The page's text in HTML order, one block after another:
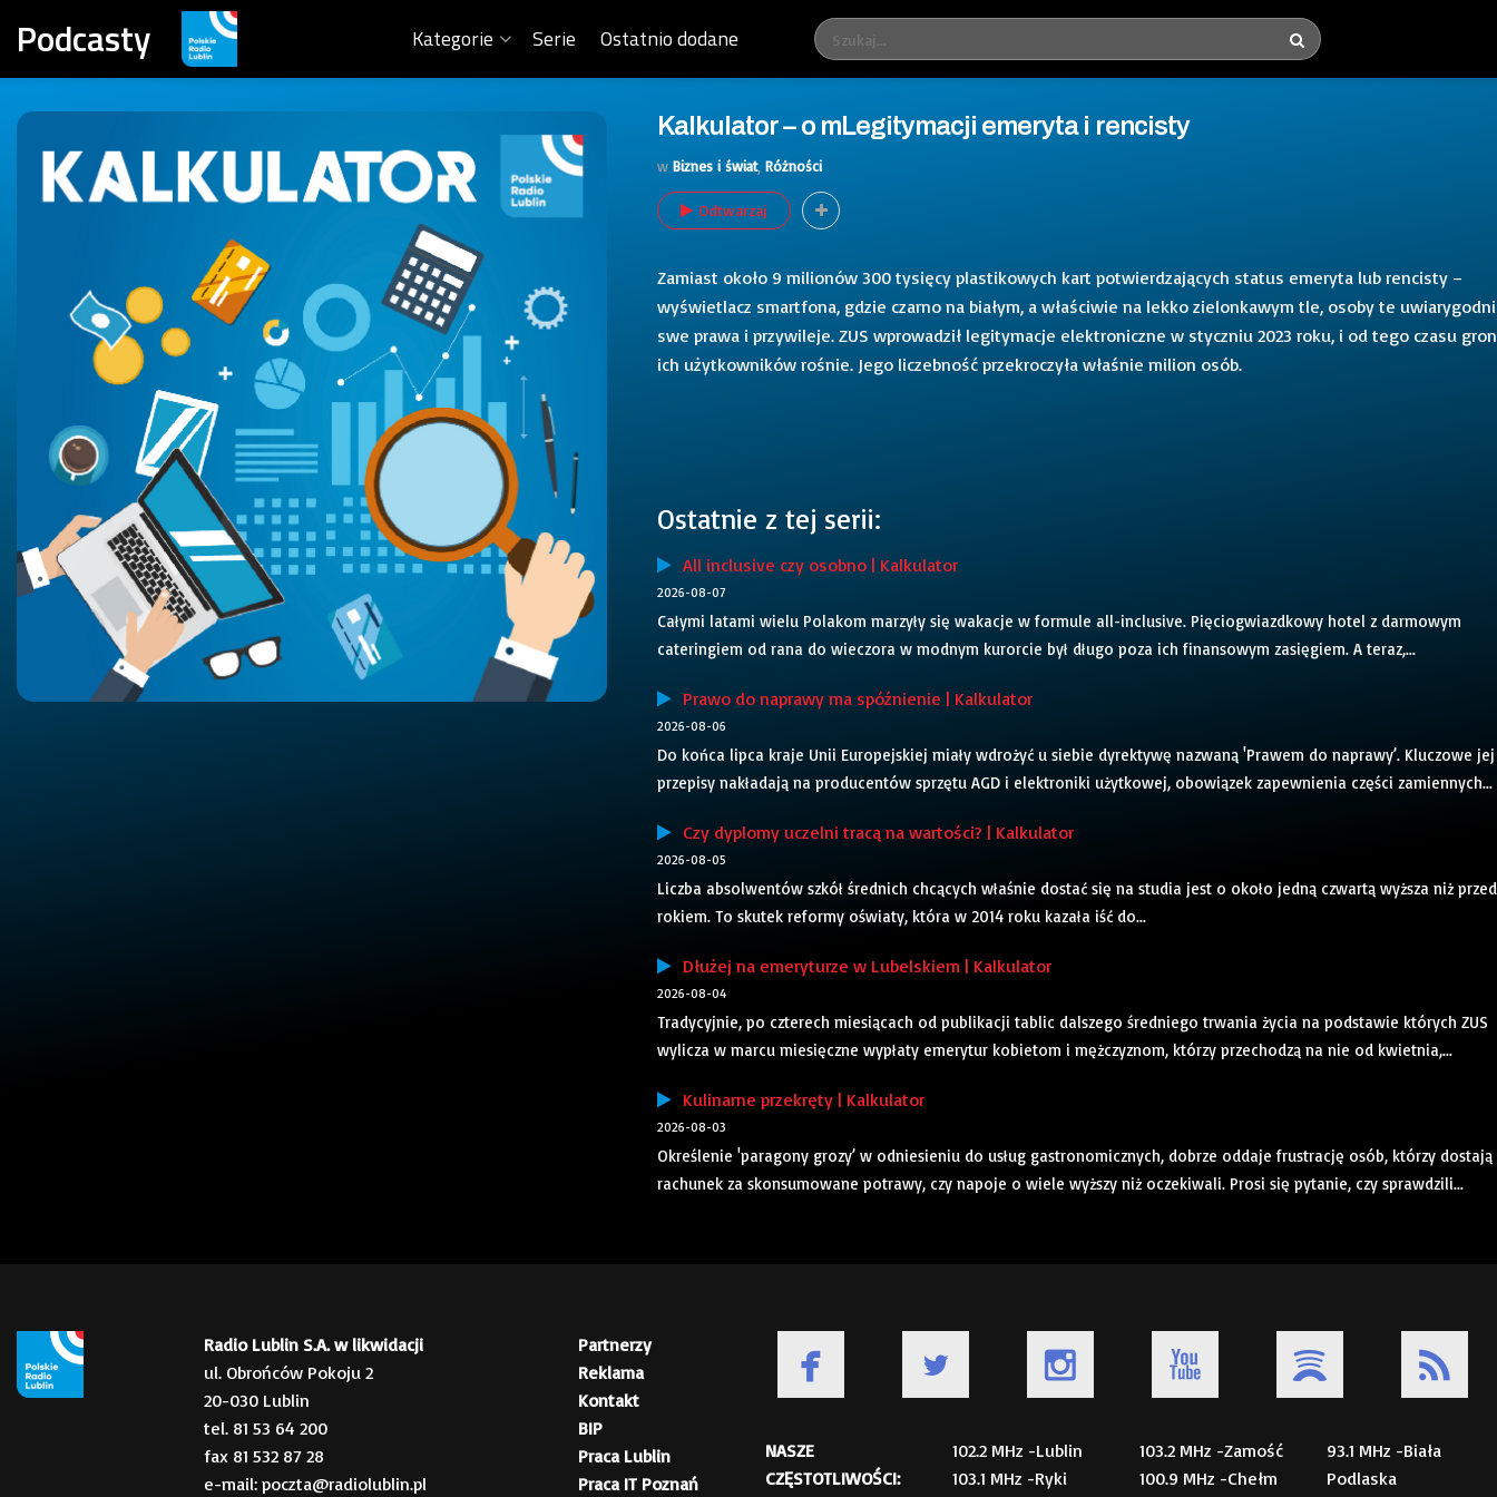
Podcasty Kategorie Serie Ostatnio dodane
Kalkulator – o mLegitymacji emeryta i rencisty
w Biznes i świat, Różności
Odtwarzaj
Zamiast około 9 milionów 300 tysięcy plastikowych kart potwierdzających status emeryta lub rencisty –
wyświetlacz smartfona, gdzie czarno na białym, a właściwie na lekko zielonkawym tle, osoby te
swe prawa i przywileje. ZUS wprowadził legitymacje elektroniczne w styczniu 2023 roku, i od tego czasu
ich użytkowników rośnie. Jego liczebność przekroczyła właśnie milion osób.
Ostatnie z tej serii:
All inclusive czy osobno | Kalkulator
2026-08-07
Całymi latami wielu Polakom marzyły się wakacje w formule all-inclusive. Pięciogwiazdkowy hotel z darmowym
cateringiem od rana do wieczora w modnym kurorcie był długo poza ich finansowym zasięgiem. A teraz,...
Prawo do naprawy ma spóźnienie | Kalkulator
2026-08-06
Do końca lipca kraje Unii Europejskiej miały wdrożyć u siebie dyrektywę nazwaną 'Prawem do naprawy’. Kluczowe jej
przepisy nakładają na producentów sprzętu AGD i elektroniki użytkowej, obowiązek zapewnienia części zamiennych...
Czy dyplomy uczelni tracą na wartości? | Kalkulator
2026-08-05
Liczba absolwentów szkół średnich chcących właśnie dostać się na studia jest o około jedną czwartą wyższa niż przed
rokiem. To skutek reformy oświaty, która w 2014 roku kazała iść do...
Dłużej na emeryturze w Lubelskiem | Kalkulator
2026-08-04
Tradycyjnie, po czterech miesiącach od publikacji tablic dalszego średniego trwania życia na podstawie których ZUS
wylicza w marcu miesięczne wypłaty emerytur kobietom i mężczyznom, którzy przechodzą na nie od kwietnia,...
Kulinarne przekręty | Kalkulator
2026-08-03
Określenie 'paragony grozy’ w odniesieniu do usług gastronomicznych, dobrze oddaje frustrację osób, którzy dostają
rachunek za skonsumowane potrawy, czy napoje o wiele wyższy niż oczekiwali. Prosi się pytanie, czy sprawdzili...
Radio Lublin S.A. w likwidacji
ul. Obrońców Pokoju 2
20-030 Lublin
tel. 81 53 64 200
fax 81 532 87 28
e-mail: poczta@radiolublin.pl
Partnerzy
Reklama
Kontakt
BIP
Praca Lublin
Praca IT Poznań
NASZE
CZĘSTOTLIWOŚCI:
102.2 MHz -Lublin
103.1 MHz -Ryki
103.2 MHz -Zamość
100.9 MHz -Chełm
93.1 MHz -Biała
Podlaska